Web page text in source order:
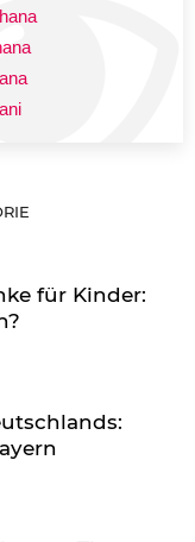
für Kinder: